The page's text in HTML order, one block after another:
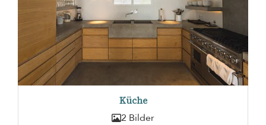
Küche
2 Bilder